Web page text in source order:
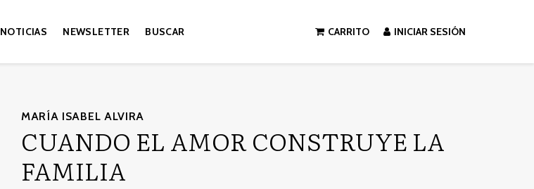
NOTICIAS NEWSLETTER BUSCAR CARRITO INICIAR SESIÓN
MARÍA ISABEL ALVIRA
CUANDO EL AMOR CONSTRUYE LA
FAMILIA